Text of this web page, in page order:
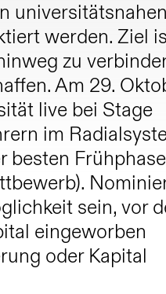
universitätsnahen
werden. Ziel
zu
Am 29.
live bei Stage
im
besten
sein, vor
eingeworben
oder Kapital